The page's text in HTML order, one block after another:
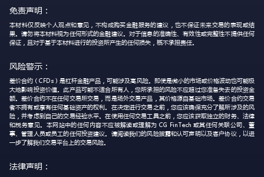
免责声明：
本材料仅反映个人观点和意见，不构成购买金融服务的建议，也不保证未来交易的表现或结
果。请勿将本材料视为任何形式的金融建议。对于信息的准确性、有效性或完整性不提供任何
保证，且对于基于本材料进行的投资所产生的任何损失，概不承担责任。
风险警示：
差价合约（CFDs）是杠杆金融产品，可能涉及高风险。即使是微小的市场或价格波动也可能极
大地影响投资价值。此产品可能不适合所有人，您所承担的风险不应超过您准备失去的投资金
额。差价合约不在任何交易所交易，而是场外交易产品，其价格源自基础市场。差价合约交易
者不拥有或享有任何基础资产的权利。在决定进行交易之前，您应该确保充分了解所涉及的风
险，并考虑到自己的交易经验水平。在使用任何交易工具之前，您应该获取独立的财务、法律
和税务意见。本网站中的任何内容不应被解读或理解为 CG FinTech 或其任何关联公司、董
事、管理人员或员工的任何投资建议。请阅读我们的风险披露和认可声明以及客户协议，以进
一步了解我们交易平台上的交易风险。
法律声明：